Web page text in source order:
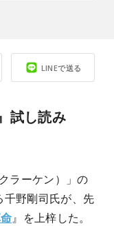
LINEで送る
試し読み
ラーケン）」の
野剛司氏が、先
』を上梓した。